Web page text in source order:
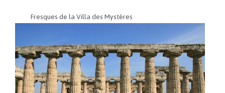
Fresques de la Villa des Mystères